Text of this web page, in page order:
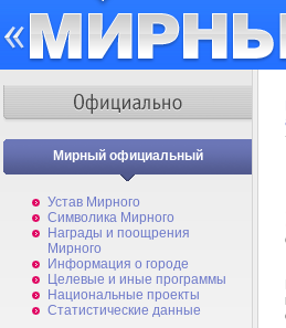
Мирный официальный
Устав Мирного
Символика Мирного
Награды и поощрения
Мирного
Информация о городе
Целевые и иные программы
Национальные проекты
Статистические данные